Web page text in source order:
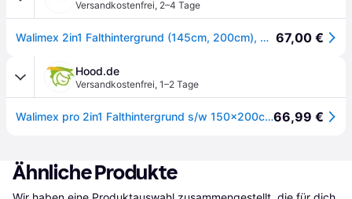
Versandkostenfrei, 2–4 Tage
Walimex 2in1 Falthintergrund (145cm, 200cm), Hintergrundsystem, Weiss, Schwarz 67,00 €
Hood.de
Versandkostenfrei, 1–2 Tage
Walimex pro 2in1 Falthintergrund s/w 150x200cm Fotohintergrund Hintergrund66,99 €
Ähnliche Produkte